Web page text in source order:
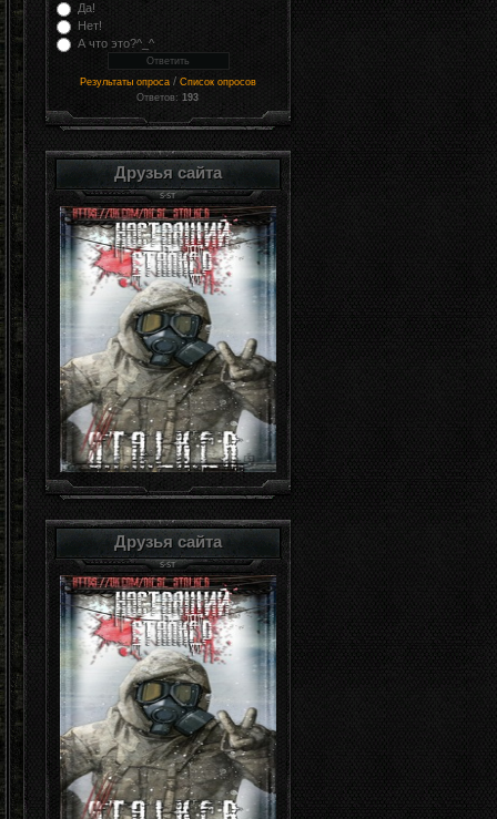
Да!
Нет!
А что это?^_^
Результаты опроса / Список опросов
Ответов:193
Друзья сайта
Друзья сайта